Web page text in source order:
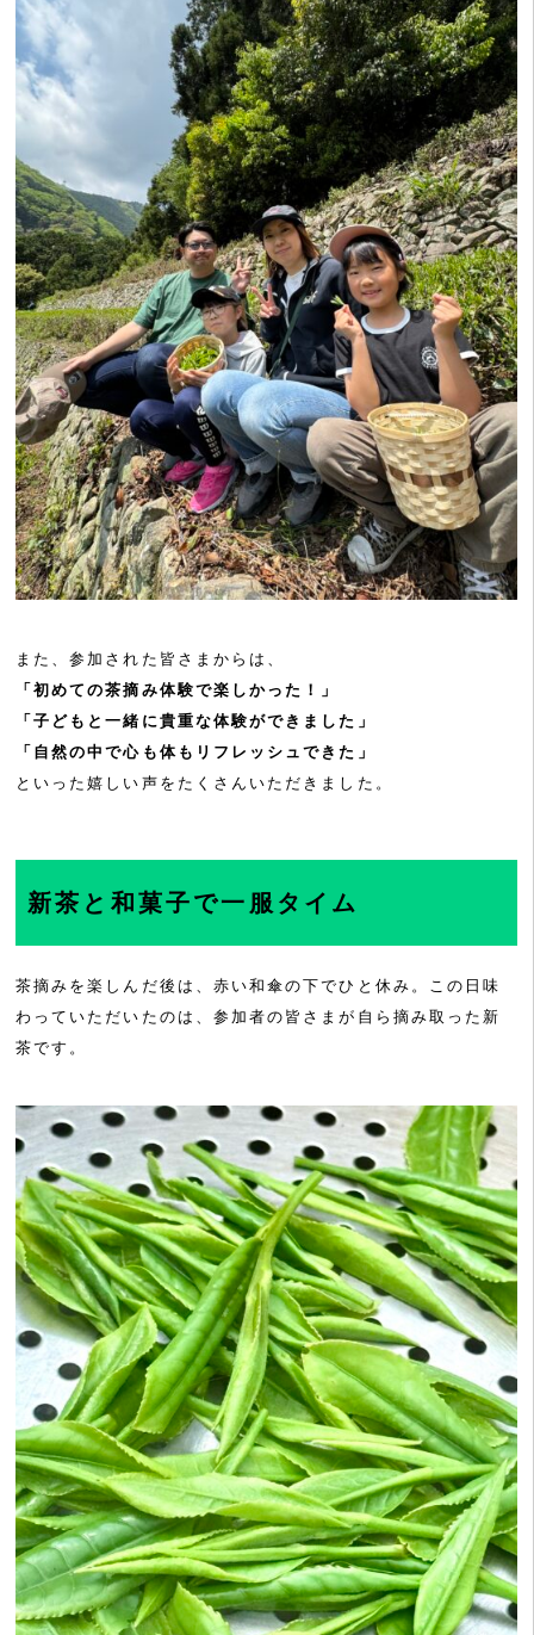
また、参加された皆さまからは、
「初めての茶摘み体験で楽しかった！」
「子どもと一緒に貴重な体験ができました」
「自然の中で心も体もリフレッシュできた」
といった嬉しい声をたくさんいただきました。
新茶と和菓子で一服タイム
茶摘みを楽しんだ後は、赤い和傘の下でひと休み。この日味
わっていただいたのは、参加者の皆さまが自ら摘み取った新
茶です。